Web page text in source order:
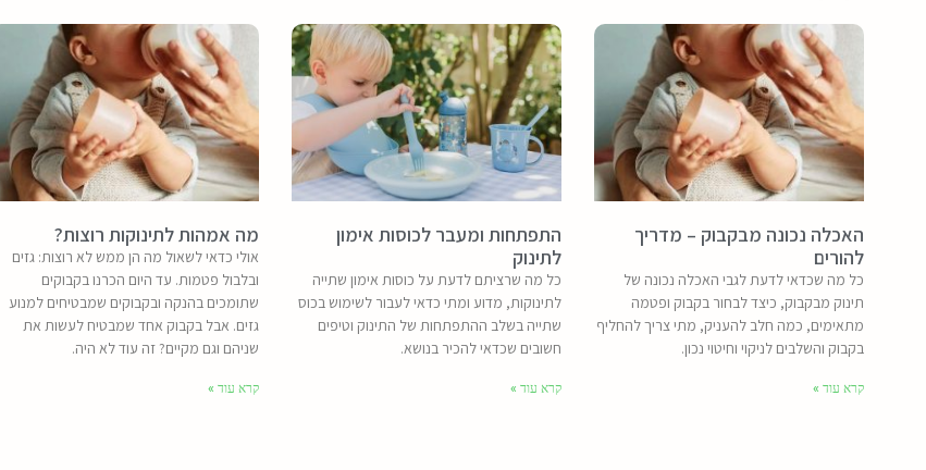
האכלה נכונה מבקבוק – מדריך
להורים
כל מה שכדאי לדעת לגבי האכלה נכונה של
תינוק מבקבוק, כיצד לבחור בקבוק ופטמה
מתאימים, כמה חלב להעניק, מתי צריך להחליף
בקבוק והשלבים לניקוי וחיטוי נכון.
קרא עוד »
התפתחות ומעבר לכוסות אימון
לתינוק
כל מה שרציתם לדעת על כוסות אימון שתייה
לתינוקות, מדוע ומתי כדאי לעבור לשימוש בכוס
שתייה בשלב ההתפתחות של התינוק וטיפים
חשובים שכדאי להכיר בנושא.
קרא עוד »
מה אמהות לתינוקות רוצות?
אולי כדאי לשאול מה הן ממש לא רוצות: גזים
ובלבול פטמות. עד היום הכרנו בקבוקים
שתומכים בהנקה ובקבוקים שמבטיחים למנוע
גזים. אבל בקבוק אחד שמבטיח לעשות את
שניהם וגם מקיים? זה עוד לא היה.
קרא עוד »